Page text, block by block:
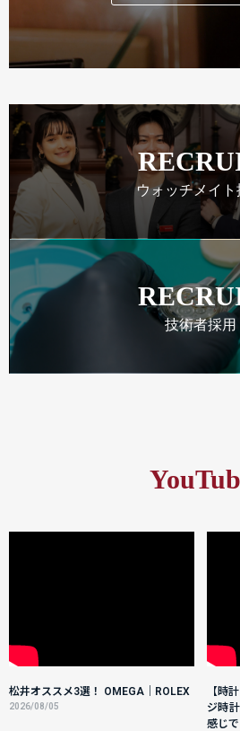
ウォッチメイト
技術者採用
松井オススメ3選！ OMEGA｜ROLEX
2026/08/05
【時
ジ時
感じ